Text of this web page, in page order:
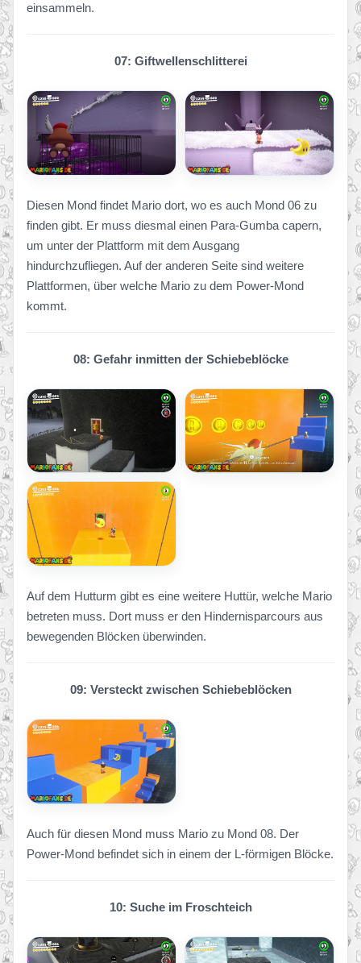
einsammeln.
07: Giftwellenschlitterei
Diesen Mond findet Mario dort, wo es auch Mond 06 zu
finden gibt. Er muss diesmal einen Para-Gumba capern,
um unter der Plattform mit dem Ausgang
hindurchzufliegen. Auf der anderen Seite sind weitere
Plattformen, über welche Mario zu dem Power-Mond
kommt.
08: Gefahr inmitten der Schiebeblöcke
Auf dem Hutturm gibt es eine weitere Huttür, welche Mario
betreten muss. Dort muss er den Hindernisparcours aus
bewegenden Blöcken überwinden.
09: Versteckt zwischen Schiebeblöcken
Auch für diesen Mond muss Mario zu Mond 08. Der
Power-Mond befindet sich in einem der L-förmigen Blöcke.
10: Suche im Froschteich